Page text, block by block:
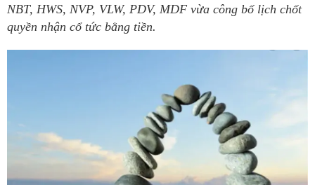
NBT, HWS, NVP, VLW, PDV, MDF vừa công bố lịch chốt
quyền nhận cổ tức bằng tiền.